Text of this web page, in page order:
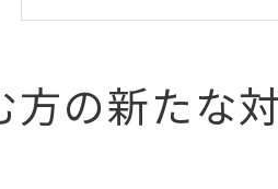
坐骨神経痛でお
手術以外で実現する坐
坐骨神経痛に手術
方の新たな